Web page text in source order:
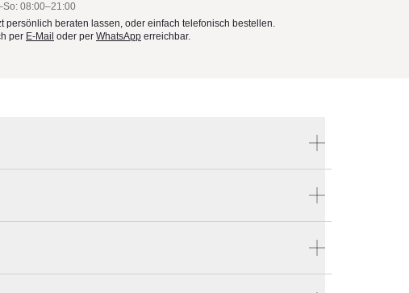
08:00–21:00
persönlich beraten lassen, oder einfach telefonisch bestellen.
per E-Mail oder per WhatsApp erreichbar.
Die